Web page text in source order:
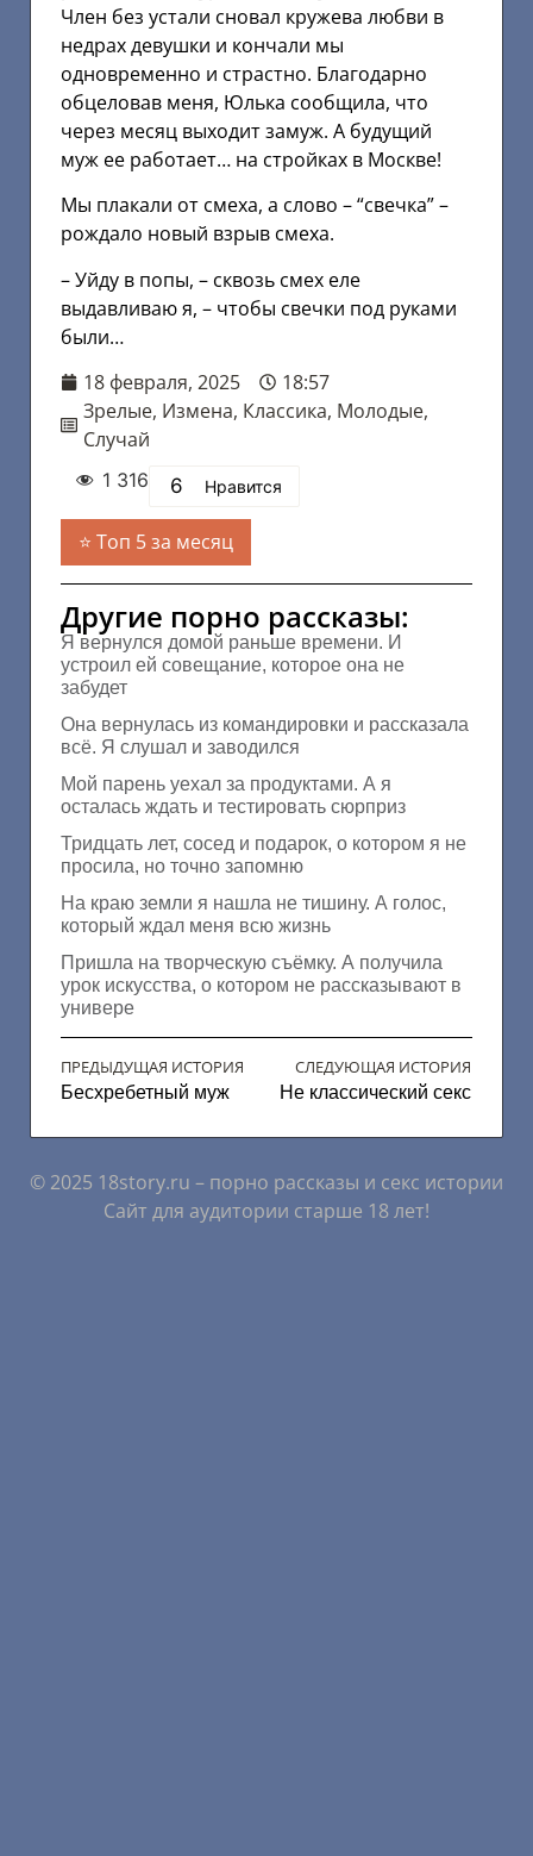
Член без устали сновал кружева любви в
недрах девушки и кончали мы
одновременно и страстно. Благодарно
обцеловав меня, Юлька сообщила, что
через месяц выходит замуж. А будущий
муж ее работает… на стройках в Москве!
Мы плакали от смеха, а слово – “свечка” –
рождало новый взрыв смеха.
– Уйду в попы, – сквозь смех еле
выдавливаю я, – чтобы свечки под руками
были…
18 февраля, 2025
18:57
Зрелые, Измена, Классика, Молодые,
Случай
1 316 6 Нравится
Топ 5 за месяц
Другие порно рассказы:
Я вернулся домой раньше времени. И
устроил ей совещание, которое она не
забудет
Она вернулась из командировки и рассказала
всё. Я слушал и заводился
Мой парень уехал за продуктами. А я
осталась ждать и тестировать сюрприз
Тридцать лет, сосед и подарок, о котором я не
просила, но точно запомню
На краю земли я нашла не тишину. А голос,
который ждал меня всю жизнь
Пришла на творческую съёмку. А получила
урок искусства, о котором не рассказывают в
универе
ПРЕДЫДУЩАЯ ИСТОРИЯ
Бесхребетный муж
СЛЕДУЮЩАЯ ИСТОРИЯ
Не классический секс
© 2025 18story.ru – порно рассказы и секс истории
Сайт для аудитории старше 18 лет!